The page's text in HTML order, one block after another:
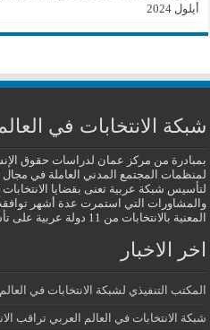
أيلول 2024
شبكة الانتخابات في
بمبادرة من مركز عمان لدراسات حقوق
لمنظمات المجتمع المدني العاملة في مجال
لتأسيس شبكة عربية تعنى بقضايا
المعنية بالانتخابات من 11 دولة عربية على تأسيس هذه الشبكة.عمان في 11/6/2006
اخر الاخبار
المكتب التنفيذي لشبكة الانتخابات في
شبكة الانتخابات في العالم العربي تراقب